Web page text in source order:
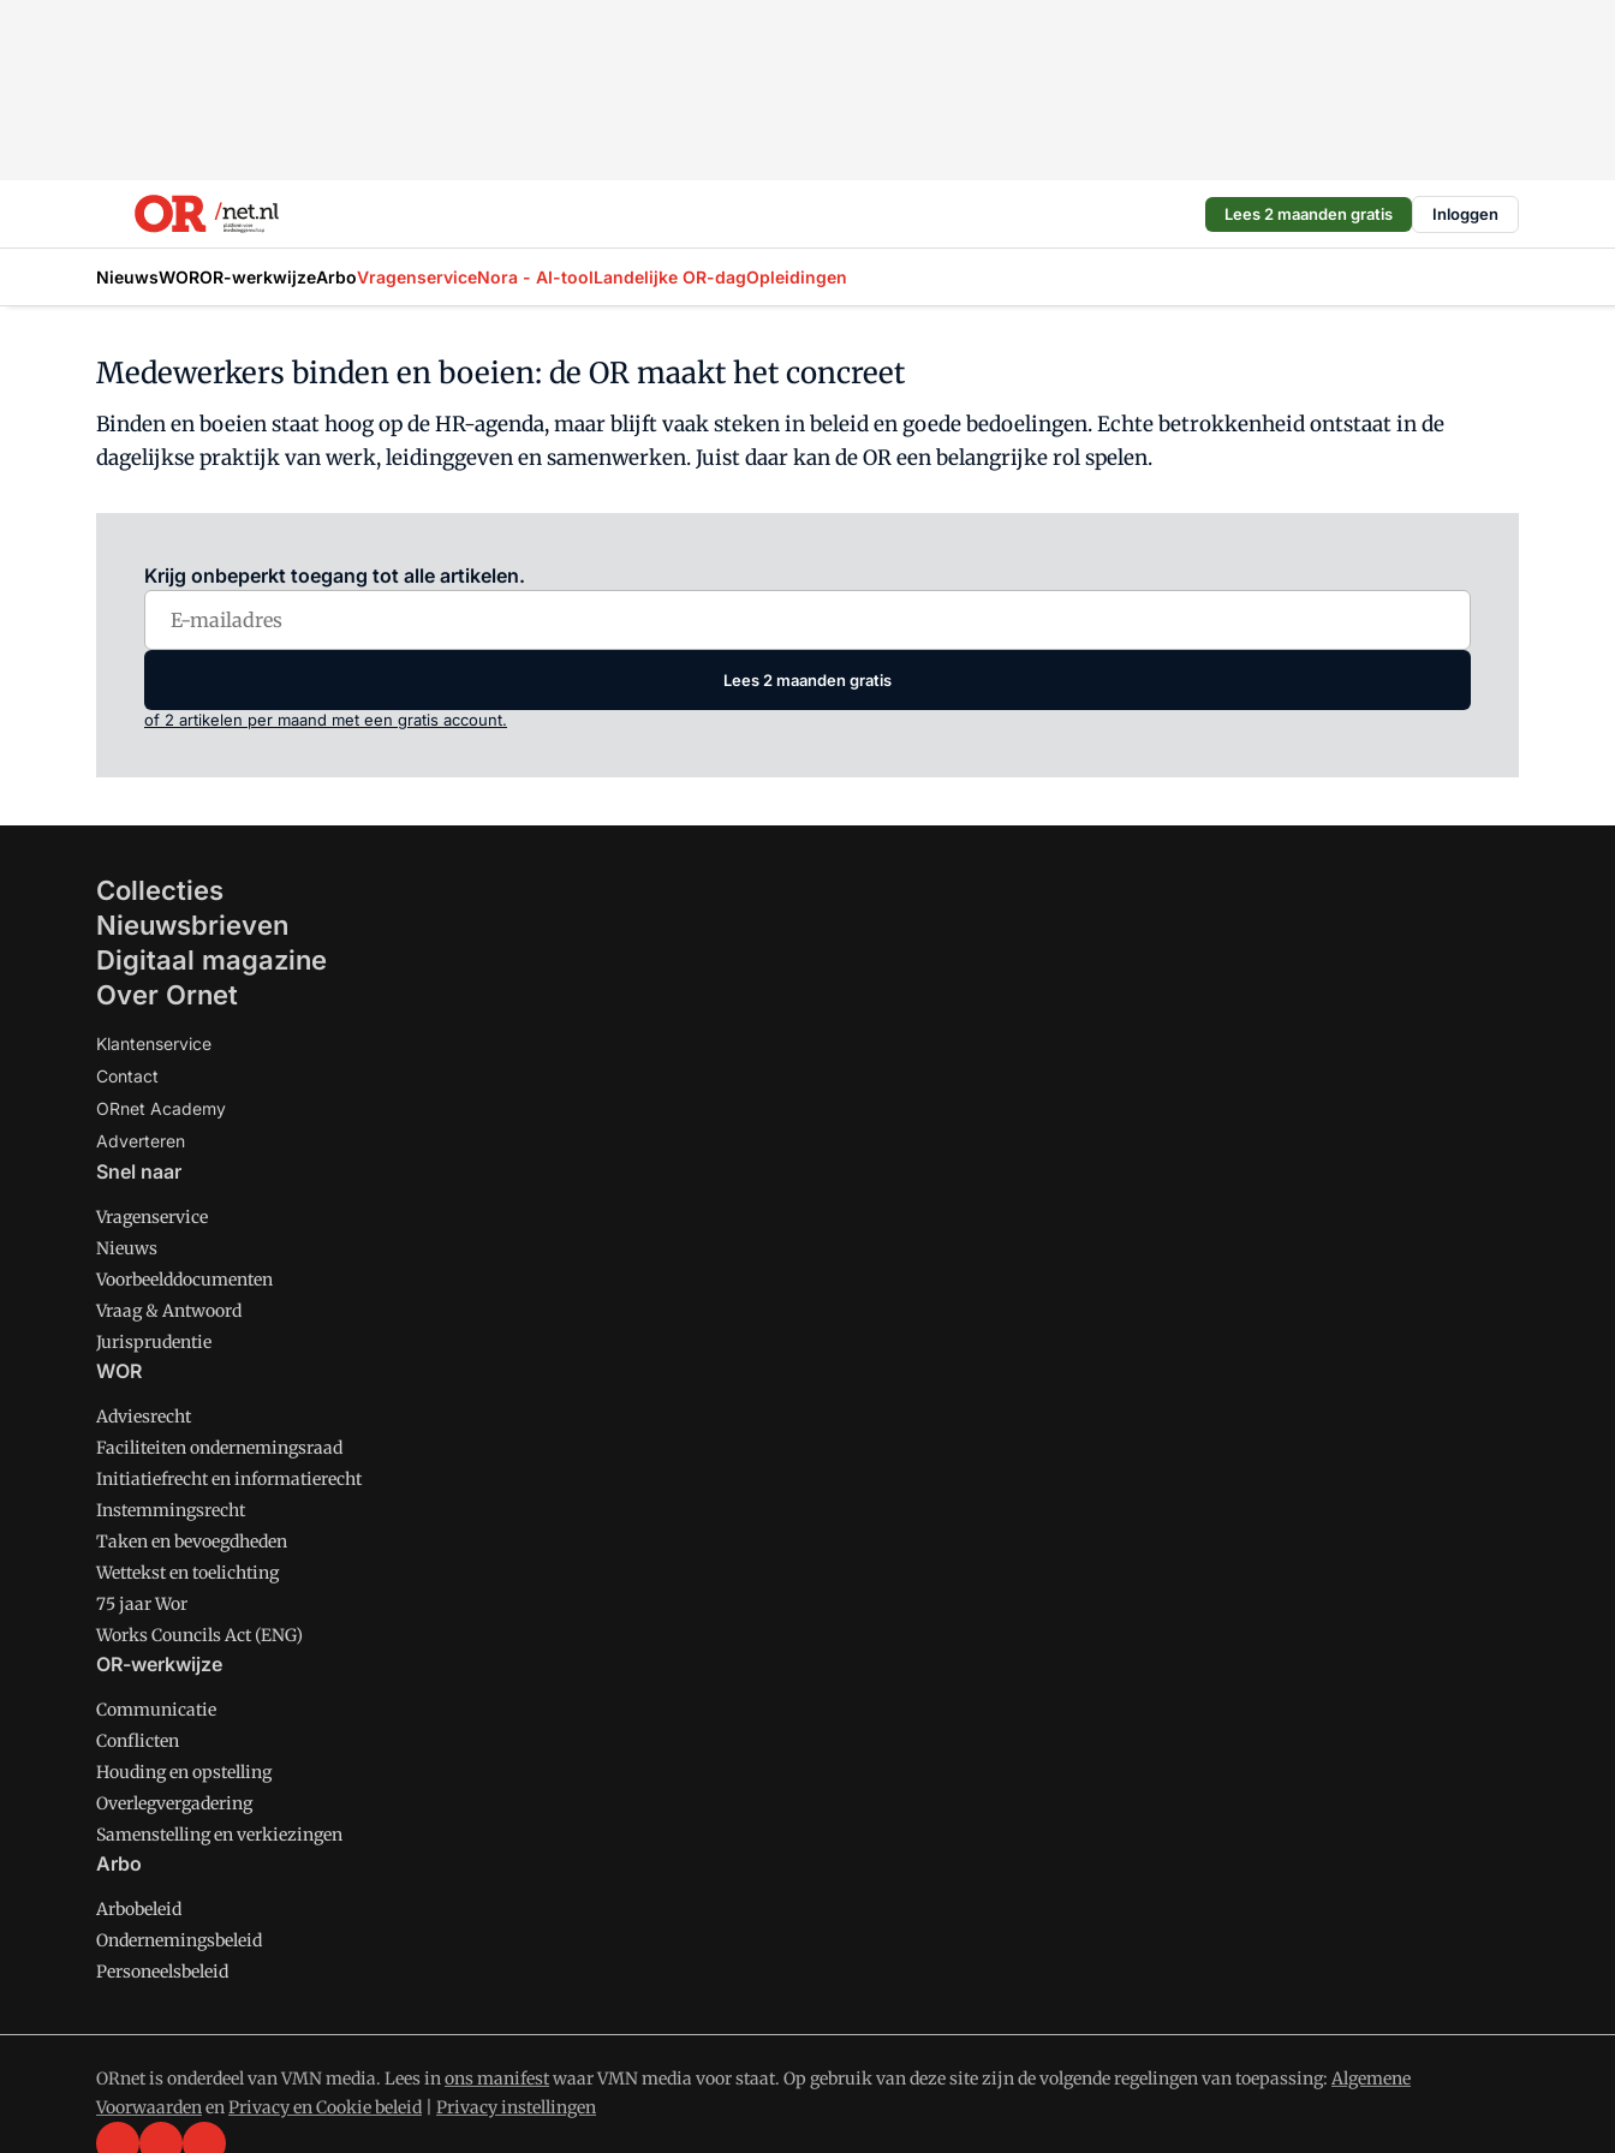
Lees 2 maanden gratis Inloggen
NieuwsWOROR-werkwijzeArboVragenserviceNora - AI-toolLandelijke OR-dagOpleidingen
Medewerkers binden en boeien: de OR maakt het concreet
Binden en boeien staat hoog op de HR-agenda, maar blijft vaak steken in beleid en goede bedoelingen. Echte betrokkenheid ontstaat in de
dagelijkse praktijk van werk, leidinggeven en samenwerken. Juist daar kan de OR een belangrijke rol spelen.
Krijg onbeperkt toegang tot alle artikelen.
Lees 2 maanden gratis
of 2 artikelen per maand met een gratis account.
Collecties
Nieuwsbrieven
Digitaal magazine
Over Ornet
Klantenservice
Contact
ORnet Academy
Adverteren
Snel naar
Vragenservice
Nieuws
Voorbeelddocumenten
Vraag & Antwoord
Jurisprudentie
WOR
Adviesrecht
Faciliteiten ondernemingsraad
Initiatiefrecht en informatierecht
Instemmingsrecht
Taken en bevoegdheden
Wettekst en toelichting
75 jaar Wor
Works Councils Act (ENG)
OR-werkwijze
Communicatie
Conflicten
Houding en opstelling
Overlegvergadering
Samenstelling en verkiezingen
Arbo
Arbobeleid
Ondernemingsbeleid
Personeelsbeleid
ORnet is onderdeel van VMN media. Lees inons manifestwaar VMN media voor staat. Op gebruik van deze site zijn de volgende regelingen van toepassing: Algemene
VoorwaardenenPrivacy en Cookie beleid Privacy instellingen